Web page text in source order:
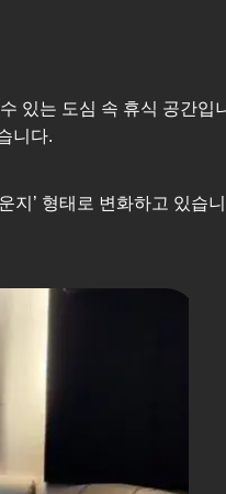
있는 도심 속 휴식 공간입
니다.
’ 형태로 변화하고 있습